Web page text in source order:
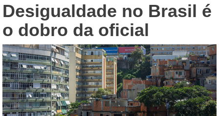
Desigualdade no Brasil é
o dobro da oficial